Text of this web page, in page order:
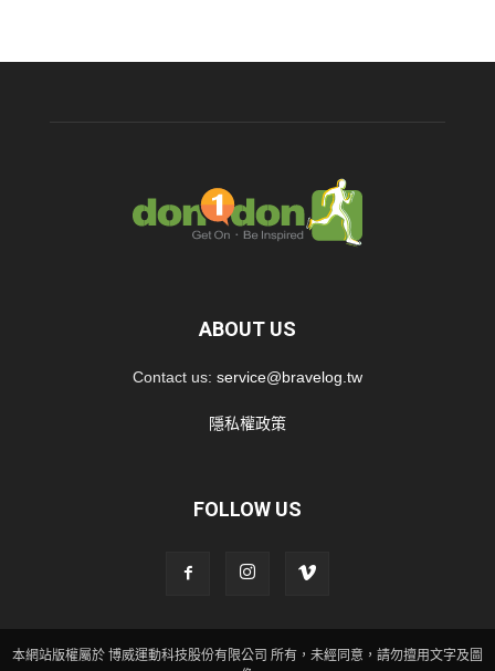
ABOUT US
Contact us: service@bravelog.tw
隱私權政策
FOLLOW US
本網站版權屬於 博威運動科技股份有限公司 所有，未經同意，請勿擅用文字及圖